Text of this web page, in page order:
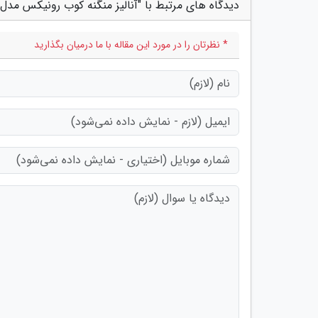
دیدگاه های مرتبط با "آنالیز منگنه کوب رونیکس مدل 4804؛ قدرت و کیفیت
* نظرتان را در مورد این مقاله با ما درمیان بگذارید